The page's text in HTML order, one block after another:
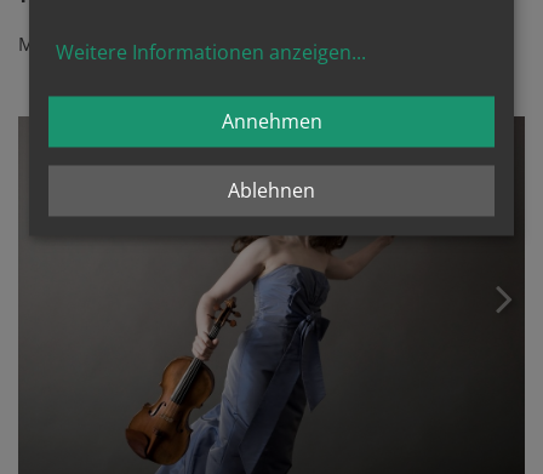
Mail:nicole_cecile@hotmail.com
Weitere Informationen anzeigen...
Ablehnen
Annehmen